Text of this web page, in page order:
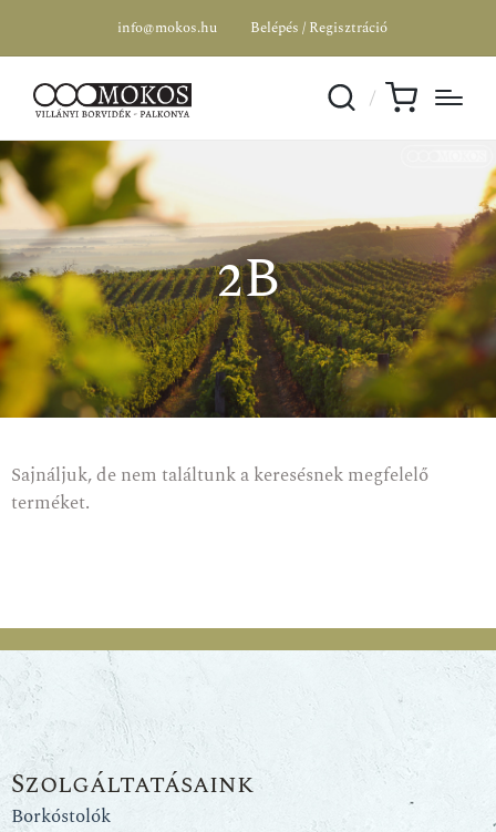
info@mokos.hu Belépés / Regisztráció
2B
Sajnáljuk, de nem találtunk a keresésnek megfelelő
terméket.
Szolgáltatásaink
Borkóstolók